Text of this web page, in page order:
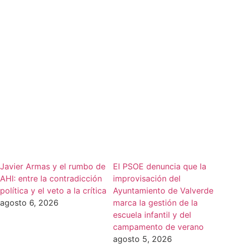
Javier Armas y el rumbo de
AHI: entre la contradicción
política y el veto a la crítica
agosto 6, 2026
El PSOE denuncia que la
improvisación del
Ayuntamiento de Valverde
marca la gestión de la
escuela infantil y del
campamento de verano
agosto 5, 2026